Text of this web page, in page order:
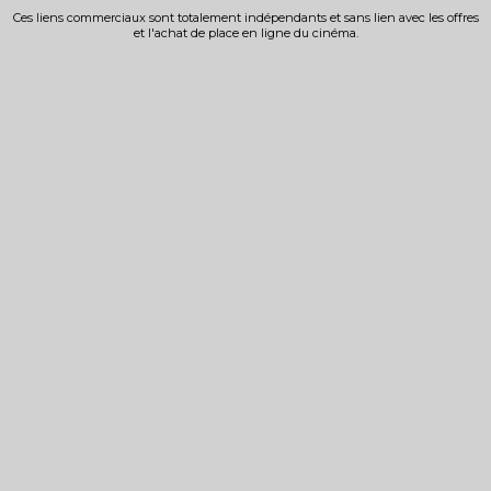
Ces liens commerciaux sont totalement indépendants et sans lien avec les offres
et l'achat de place en ligne du cinéma.